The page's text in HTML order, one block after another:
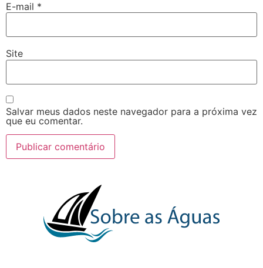
E-mail *
Site
Salvar meus dados neste navegador para a próxima vez
que eu comentar.